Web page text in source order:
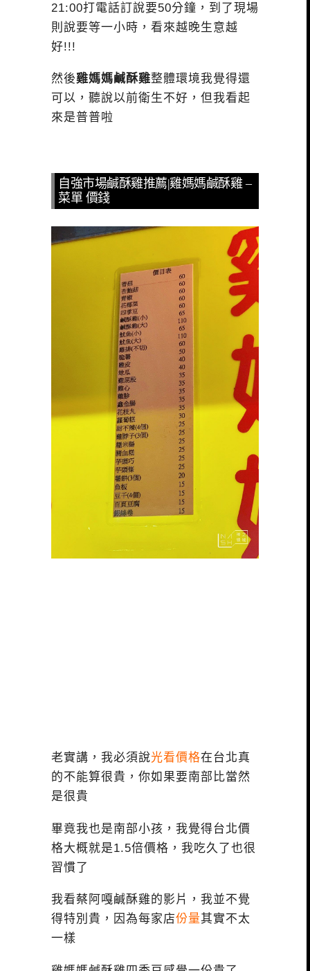
21:00打電話訂說要50分鐘，到了現場
則說要等一小時，看來越晚生意越
好!!!
然後雞媽媽鹹酥雞整體環境我覺得還
可以，聽說以前衛生不好，但我看起
來是普普啦
自強市場鹹酥雞推薦|雞媽媽鹹酥雞 –
菜單 價錢
老實講，我必須說光看價格在台北真
的不能算很貴，你如果要南部比當然
是很貴
畢竟我也是南部小孩，我覺得台北價
格大概就是1.5倍價格，我吃久了也很
習慣了
我看蔡阿嘎鹹酥雞的影片，我並不覺
得特別貴，因為每家店份量其實不太
一樣